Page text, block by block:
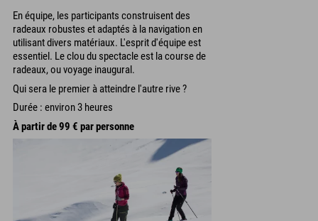
En équipe, les participants construisent des
radeaux robustes et adaptés à la navigation en
utilisant divers matériaux. L'esprit d'équipe est
essentiel. Le clou du spectacle est la course de
radeaux, ou voyage inaugural.
Qui sera le premier à atteindre l'autre rive ?
Durée : environ 3 heures
À partir de 99 € par personne